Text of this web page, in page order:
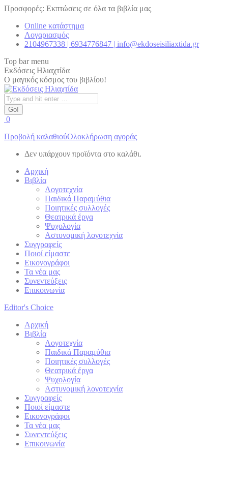
Skip
content
Προσφορές: Εκπτώσεις σε όλα τα βιβλία μας
Online κατάστημα
Λογαριασμός
2104967338 | 6934776847 | info@ekdoseisiliaxtida.gr
Top bar menu
Εκδόσεις Ηλιαχτίδα
Ο μαγικός κόσμος του βιβλίου!
Search:
0
Προβολή καλαθιούΟλοκλήρωση αγοράς
Δεν υπάρχουν προϊόντα στο καλάθι.
Αρχική
Βιβλία
Λογοτεχνία
Παιδικά Παραμύθια
Ποιητικές συλλογές
Θεατρικά έργα
Ψυχολογία
Αστυνομική λογοτεχνία
Συγγραφείς
Ποιοί είμαστε
Εικονογράφοι
Τα νέα μας
Συνεντεύξεις
Επικοινωνία
Editor's Choice
Αρχική
Βιβλία
Λογοτεχνία
Παιδικά Παραμύθια
Ποιητικές συλλογές
Θεατρικά έργα
Ψυχολογία
Αστυνομική λογοτεχνία
Συγγραφείς
Ποιοί είμαστε
Εικονογράφοι
Τα νέα μας
Συνεντεύξεις
Επικοινωνία